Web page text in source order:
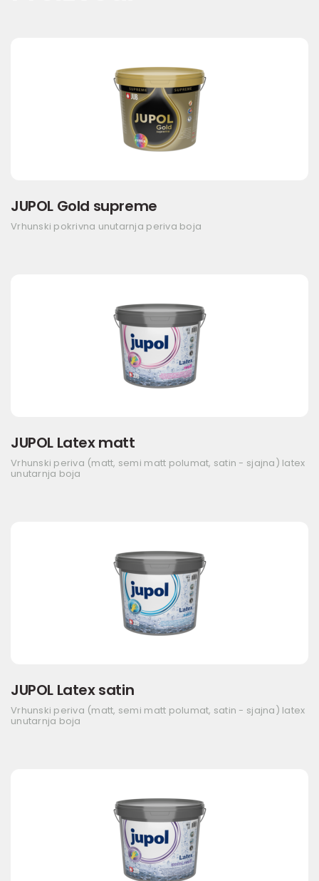
JUPOL Gold supreme
Vrhunski pokrivna unutarnja periva boja
JUPOL Latex matt
Vrhunski periva (matt, semi matt polumat, satin - sjajna) latex
unutarnja boja
JUPOL Latex satin
Vrhunski periva (matt, semi matt polumat, satin - sjajna) latex
unutarnja boja